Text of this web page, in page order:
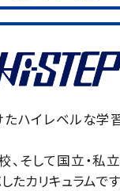
ハイレベルな学
、そして国立・私
たカリキュラムです